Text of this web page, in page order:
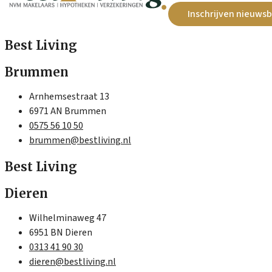
Inschrijven
Best Living
Brummen
Arnhemsestraat 13
6971 AN Brummen
0575 56 10 50
brummen@bestliving.nl
Best Living
Dieren
Wilhelminaweg 47
6951 BN Dieren
0313 41 90 30
dieren@bestliving.nl